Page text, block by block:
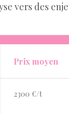
vers des
Prix moyen
2300 €/t